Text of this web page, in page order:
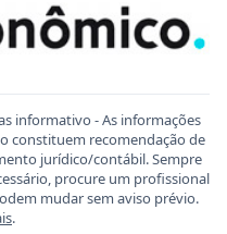
informativo - As informações
constituem recomendação de
jurídico/contábil. Sempre
procure um profissional
mudar sem aviso prévio.
.